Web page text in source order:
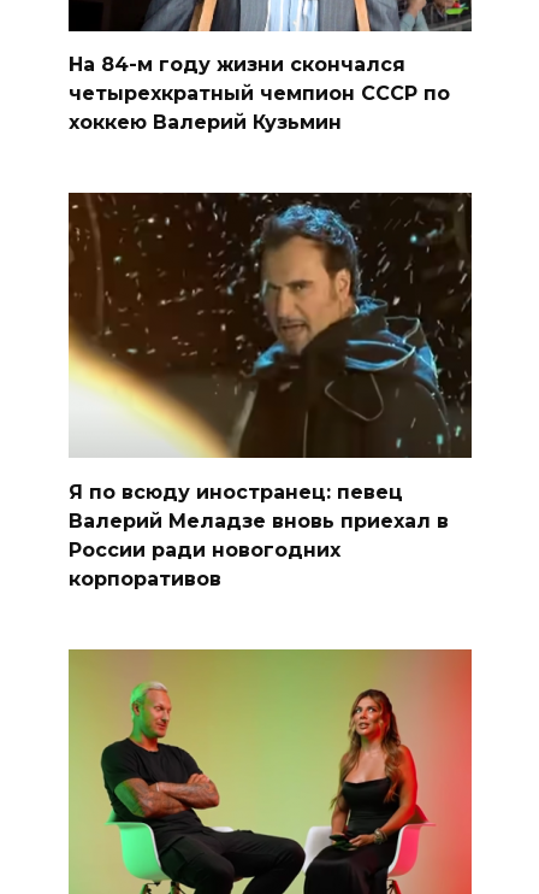
На 84-м году жизни скончался
четырехкратный чемпион СССР по
хоккею Валерий Кузьмин
Я по всюду иностранец: певец
Валерий Меладзе вновь приехал в
России ради новогодних
корпоративов